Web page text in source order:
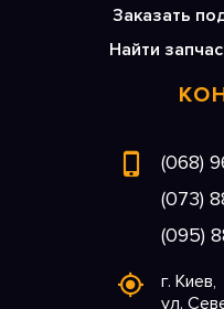
Заказать
Найти
(068)
(073)
(095)
г. Киев,
ул.